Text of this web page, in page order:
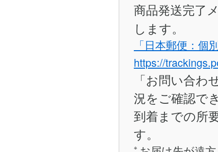
商品発送完了
します。
「日本郵便：個
https://
「お問い合
況をご確認で
到着までの所
す。